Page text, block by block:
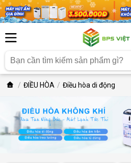
ĐIỀU HÒA Điều hòa di động